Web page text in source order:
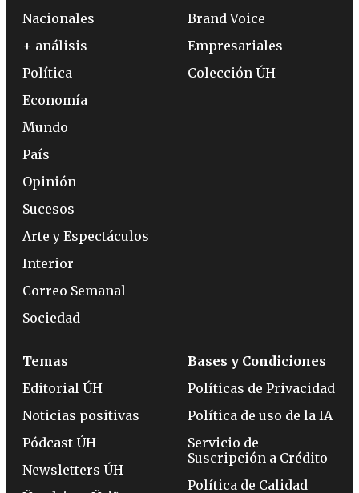
Nacionales
+ análisis
Política
Economía
Mundo
País
Opinión
Sucesos
Arte y Espectáculos
Interior
Correo Semanal
Sociedad
Brand Voice
Empresariales
Colección ÚH
Temas
Editorial ÚH
Noticias positivas
Pódcast ÚH
Newsletters ÚH
Bases y Condiciones
Políticas de Privacidad
Política de uso de la IA
Servicio de
Suscripción a Crédito
Política de Calidad